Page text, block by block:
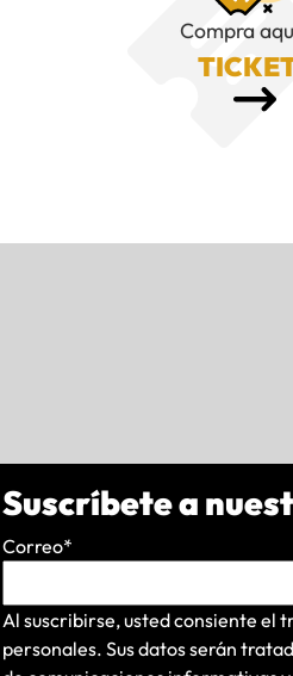
Compra
Suscríbete a
Correo*
Al suscribirse, usted consiente el
personales. Sus datos serán